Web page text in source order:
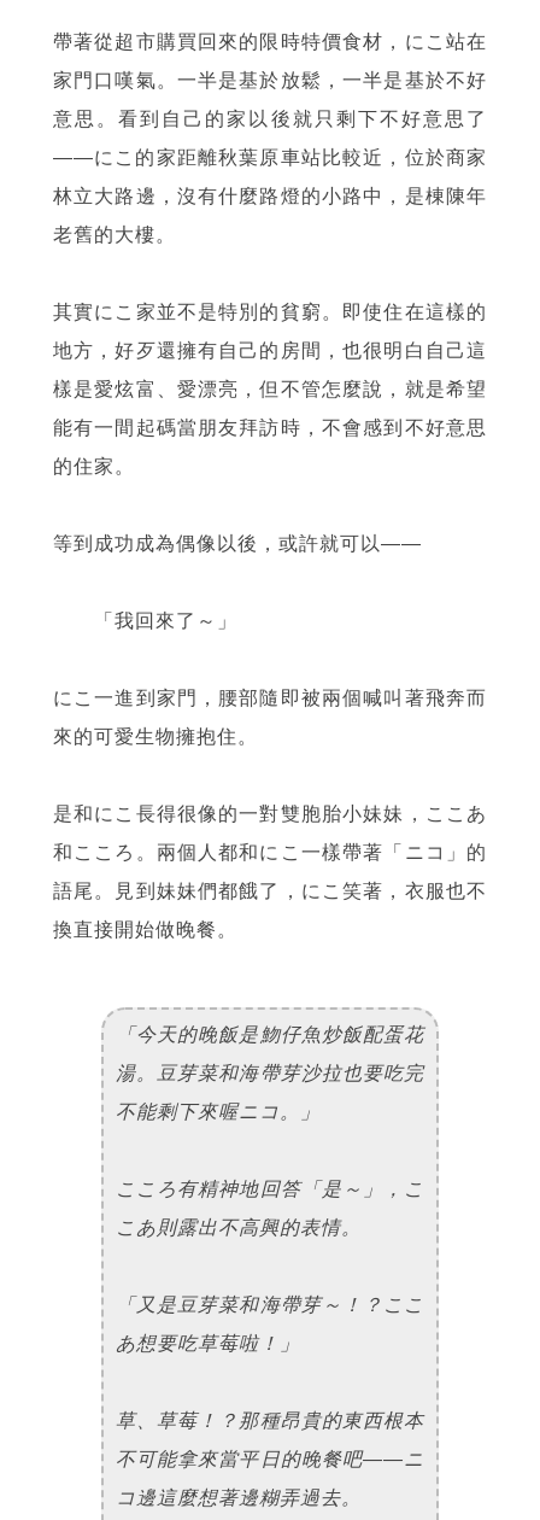
帶著從超市購買回來的限時特價食材，にこ站在
家門口嘆氣。一半是基於放鬆，一半是基於不好
意思。看到自己的家以後就只剩下不好意思了
——にこ的家距離秋葉原車站比較近，位於商家
林立大路邊，沒有什麼路燈的小路中，是棟陳年
老舊的大樓。
其實にこ家並不是特別的貧窮。即使住在這樣的
地方，好歹還擁有自己的房間，也很明白自己這
樣是愛炫富、愛漂亮，但不管怎麼說，就是希望
能有一間起碼當朋友拜訪時，不會感到不好意思
的住家。
等到成功成為偶像以後，或許就可以——
「我回來了～」
にこ一進到家門，腰部隨即被兩個喊叫著飛奔而
來的可愛生物擁抱住。
是和にこ長得很像的一對雙胞胎小妹妹，ここあ
和こころ。兩個人都和にこ一樣帶著「ニコ」的
語尾。見到妹妹們都餓了，にこ笑著，衣服也不
換直接開始做晚餐。
「今天的晚飯是魩仔魚炒飯配蛋花
湯。豆芽菜和海帶芽沙拉也要吃完
不能剩下來喔ニコ。」
こころ有精神地回答「是～」，こ
こあ則露出不高興的表情。
「又是豆芽菜和海帶芽～！？ここ
あ想要吃草莓啦！」
草、草莓！？那種昂貴的東西根本
不可能拿來當平日的晚餐吧——ニ
コ邊這麼想著邊糊弄過去。